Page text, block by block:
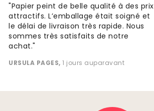
"Papier peint de belle qualité à des prix
attractifs. L’emballage était soigné et
le délai de livraison très rapide. Nous
sommes très satisfaits de notre
achat."
URSULA PAGES, 1 jours auparavant